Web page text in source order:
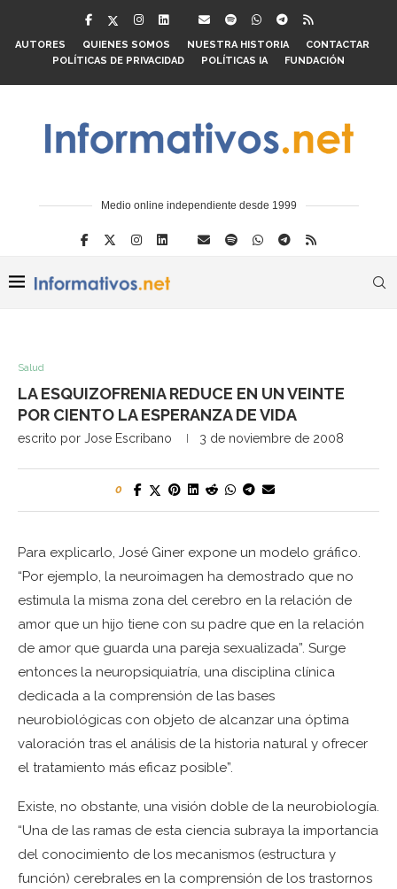
AUTORES QUIENES SOMOS NUESTRA HISTORIA
CONTACTAR
POLÍTICAS DE PRIVACIDAD
POLÍTICAS IA FUNDACIÓN
Medio online independiente desde 1999
Salud
LA ESQUIZOFRENIA REDUCE EN UN VEINTE
POR CIENTO LA ESPERANZA DE VIDA
escrito por Jose Escribano 3 de noviembre de 2008
0
Para explicarlo, José Giner expone un modelo gráfico.
“Por ejemplo, la neuroimagen ha demostrado que no
estimula la misma zona del cerebro en la relación de
amor que un hijo tiene con su padre que en la relación
de amor que guarda una pareja sexualizada”. Surge
entonces la neuropsiquiatría, una disciplina clínica
dedicada a la comprensión de las bases
neurobiológicas con objeto de alcanzar una óptima
valoración tras el análisis de la historia natural y ofrecer
el tratamiento más eficaz posible”.
Existe, no obstante, una visión doble de la neurobiología.
“Una de las ramas de esta ciencia subraya la importancia
del conocimiento de los mecanismos (estructura y
función) cerebrales en la comprensión de los trastornos